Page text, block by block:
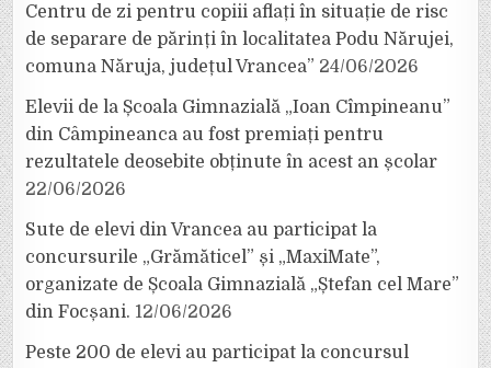
Centru de zi pentru copiii aflați în situație de risc
de separare de părinți în localitatea Podu Nărujei,
comuna Năruja, județul Vrancea” 24/06/2026
Elevii de la Școala Gimnazială „Ioan Cîmpineanu”
din Câmpineanca au fost premiați pentru
rezultatele deosebite obținute în acest an școlar
22/06/2026
Sute de elevi din Vrancea au participat la
concursurile „Grămăticel” și „MaxiMate”,
organizate de Școala Gimnazială „Ștefan cel Mare”
din Focșani. 12/06/2026
Peste 200 de elevi au participat la concursul